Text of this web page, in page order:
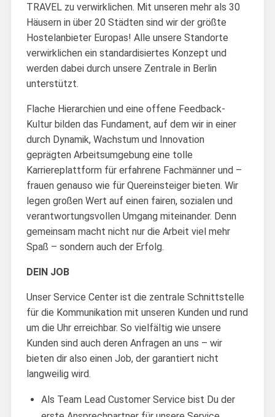
TRAVEL zu verwirklichen. Mit unseren mehr als 30
Häusern in über 20 Städten sind wir der größte
Hostelanbieter Europas! Alle unsere Standorte
verwirklichen ein standardisiertes Konzept und
werden dabei durch unsere Zentrale in Berlin
unterstützt.
Flache Hierarchien und eine offene Feedback-
Kultur bilden das Fundament, auf dem wir in einer
durch Dynamik, Wachstum und Innovation
geprägten Arbeitsumgebung eine tolle
Karriereplattform für erfahrene Fachmänner und –
frauen genauso wie für Quereinsteiger bieten. Wir
legen großen Wert auf einen fairen, sozialen und
verantwortungsvollen Umgang miteinander. Denn
gemeinsam macht nicht nur die Arbeit viel mehr
Spaß – sondern auch der Erfolg.
DEIN JOB
Unser Service Center ist die zentrale Schnittstelle
für die Kommunikation mit unseren Kunden und rund
um die Uhr erreichbar. So vielfältig wie unsere
Kunden sind auch deren Anfragen an uns – wir
bieten dir also einen Job, der garantiert nicht
langweilig wird.
Als Team Lead Customer Service bist Du der